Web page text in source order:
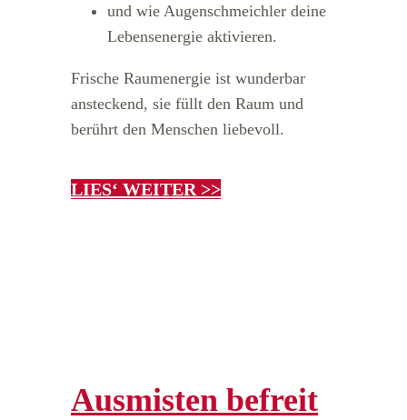
und wie Augenschmeichler deine
Lebensenergie aktivieren.
Frische Raumenergie ist wunderbar
ansteckend, sie füllt den Raum und
berührt den Menschen liebevoll.
LIES‘ WEITER >>
Ausmisten befreit